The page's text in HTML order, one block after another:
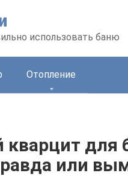
использовать баню
Отопление
для
или